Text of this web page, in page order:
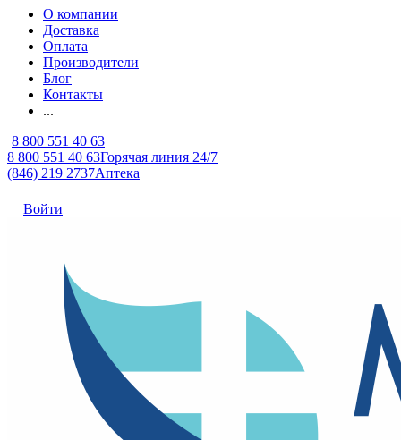
О компании
Доставка
Оплата
Производители
Блог
Контакты
...
8 800 551 40 63
8 800 551 40 63Горячая линия 24/7
(846) 219 2737Аптека
Войти